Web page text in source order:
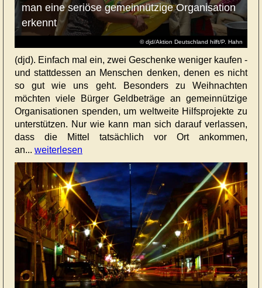
© djd/Aktion Deutschland hilft/P. Hahn
man eine seriöse gemeinnützige Organisation
erkennt
(djd). Einfach mal ein, zwei Geschenke weniger kaufen -
und stattdessen an Menschen denken, denen es nicht
so gut wie uns geht. Besonders zu Weihnachten
möchten viele Bürger Geldbeträge an gemeinnützige
Organisationen spenden, um weltweite Hilfsprojekte zu
unterstützen. Nur wie kann man sich darauf verlassen,
dass die Mittel tatsächlich vor Ort ankommen,
an... weiterlesen